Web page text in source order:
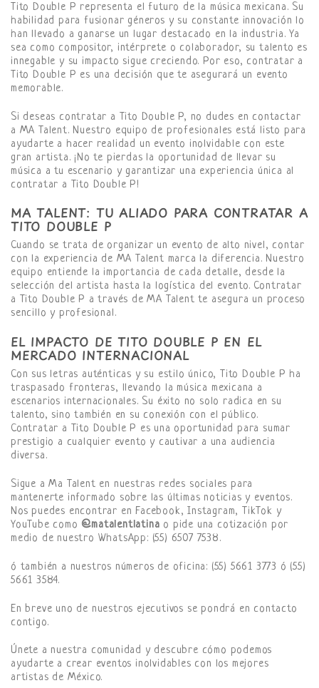
Tito Double P representa el futuro de la música mexicana. Su
habilidad para fusionar géneros y su constante innovación lo
han llevado a ganarse un lugar destacado en la industria. Ya
sea como compositor, intérprete o colaborador, su talento es
innegable y su impacto sigue creciendo. Por eso, contratar a
Tito Double P es una decisión que te asegurará un evento
memorable.
Si deseas contratar a Tito Double P, no dudes en contactar
a MA Talent. Nuestro equipo de profesionales está listo para
ayudarte a hacer realidad un evento inolvidable con este
gran artista. ¡No te pierdas la oportunidad de llevar su
música a tu escenario y garantizar una experiencia única al
contratar a Tito Double P!
MA TALENT: TU ALIADO PARA CONTRATAR A
TITO DOUBLE P
Cuando se trata de organizar un evento de alto nivel, contar
con la experiencia de MA Talent marca la diferencia. Nuestro
equipo entiende la importancia de cada detalle, desde la
selección del artista hasta la logística del evento. Contratar
a Tito Double P a través de MA Talent te asegura un proceso
sencillo y profesional.
EL IMPACTO DE TITO DOUBLE P EN EL
MERCADO INTERNACIONAL
Con sus letras auténticas y su estilo único, Tito Double P ha
traspasado fronteras, llevando la música mexicana a
escenarios internacionales. Su éxito no solo radica en su
talento, sino también en su conexión con el público.
Contratar a Tito Double P es una oportunidad para sumar
prestigio a cualquier evento y cautivar a una audiencia
diversa.
Sigue a Ma Talent en nuestras redes sociales para
mantenerte informado sobre las últimas noticias y eventos.
Nos puedes encontrar en Facebook, Instagram, TikTok y
YouTube como @matalentlatina o pide una cotización por
medio de nuestro WhatsApp: (55) 6507 7538.
ó también a nuestros números de oficina: (55) 5661 3773 ó (55)
5661 3584.
En breve uno de nuestros ejecutivos se pondrá en contacto
contigo.
Únete a nuestra comunidad y descubre cómo podemos
ayudarte a crear eventos inolvidables con los mejores
artistas de México.